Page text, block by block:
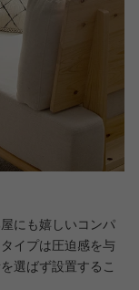
にも嬉しいコンパ
イプは圧迫感を与
選ばず設置するこ